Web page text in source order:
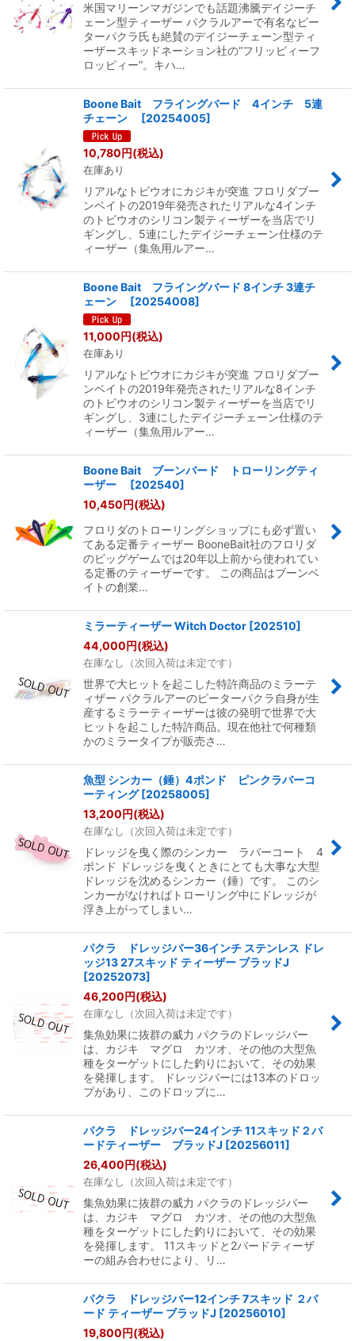
米国マリーンマガジンでも話題沸騰デイジーチ
ェーン型ティーザー パクラルアーで有名なピー
ターパクラ氏も絶賛のデイジーチェーン型ティ
ーザースキッドネーション社の“フリッピィーフ
ロッピィー”。キハ…
Boone Bait フライングバード 4インチ 5連
チェーン
[20254005]
10,780円(税込)
在庫あり
リアルなトビウオにカジキが突進 フロリダブー
ンベイトの2019年発売されたリアルな4インチ
のトビウオのシリコン製ティーザーを当店でリ
ギングし、5連にしたデイジーチェーン仕様のテ
ィーザー（集魚用ルアー…
Boone Bait フライングバード 8インチ 3連チ
ェーン
[20254008]
11,000円(税込)
在庫あり
リアルなトビウオにカジキが突進 フロリダブー
ンベイトの2019年発売されたリアルな8インチ
のトビウオのシリコン製ティーザーを当店でリ
ギングし、3連にしたデイジーチェーン仕様のテ
ィーザー（集魚用ルアー…
Boone Bait ブーンバード トローリングティ
ーザー
[202540]
10,450円(税込)
フロリダのトローリングショップにも必ず置い
てある定番ティーザー BooneBait社のフロリダ
のビッグゲームでは20年以上前から使われてい
る定番のティーザーです。 この商品はブーンベ
イトの創業…
ミラーティーザー Witch Doctor [202510]
44,000円(税込)
在庫なし（次回入荷は未定です）
世界で大ヒットを起こした特許商品のミラーテ
ィザー パクラルアーのピーターパクラ自身が生
産するミラーティーザーは彼の発明で世界で大
ヒットを起こした特許商品。現在他社で何種類
かのミラータイプが販売さ…
魚型 シンカー（錘）4ポンド ピンクラバーコ
ーティング [20258005]
13,200円(税込)
在庫なし（次回入荷は未定です）
ドレッジを曳く際のシンカー ラバーコート 4
ポンド ドレッジを曳くときにとても大事な大型
ドレッジを沈めるシンカー（錘）です。 このシ
ンカーがなければトローリング中にドレッジが
浮き上がってしまい…
パクラ ドレッジバー36インチ ステンレス ドレ
ッジ13 27スキッド ティーザー ブラッドJ
[20252073]
46,200円(税込)
在庫なし（次回入荷は未定です）
集魚効果に抜群の威力 パクラのドレッジバー
は、カジキ マグロ カツオ、その他の大型魚
種をターゲットにした釣りにおいて、その効果
を発揮します。 ドレッジバーには13本のドロッ
プがあり、このドロップに…
パクラ ドレッジバー24インチ 11スキッド２バ
ードティーザー ブラッドJ [20256011]
26,400円(税込)
在庫なし（次回入荷は未定です）
集魚効果に抜群の威力 パクラのドレッジバー
は、カジキ マグロ カツオ、その他の大型魚
種をターゲットにした釣りにおいて、その効果
を発揮します。 11スキッドと2バードティーザ
ーの組み合わせにより、リ…
パクラ ドレッジバー12インチ 7スキッド ２バ
ード ティーザー ブラッドJ [20256010]
19,800円(税込)